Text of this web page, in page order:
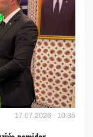
17.07.2026 - 10:35